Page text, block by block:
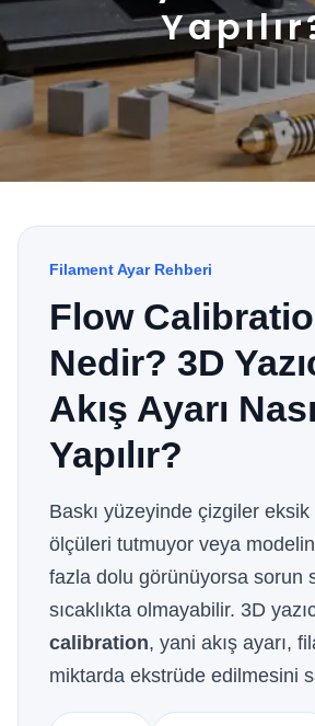
Filament Ayar Rehberi
Flow
Nedir? 3D
Akış Ayarı
Yapılır?
Baskı yüzeyinde çizgiler eksik
ölçüleri tutmuyor veya
fazla dolu görünüyorsa sorun
sıcaklıkta olmayabilir. 3D
calibration, yani akış ayarı,
miktarda ekstrüde edilmesini